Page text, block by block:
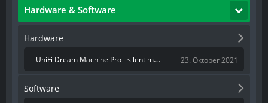
Hardware & Software
Hardware
UniFi Dream Machine Pro - silent mod (UDM-PRO, einmal in leise bitte)
23. Oktober 2021
Software